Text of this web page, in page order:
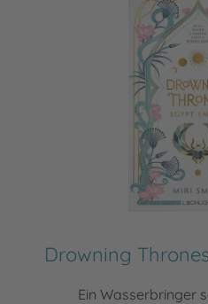
Drowning
Ein Wasserbringer